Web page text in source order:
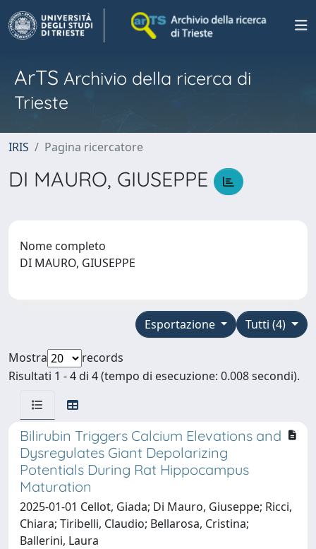
ArTS Archivio della ricerca di
Trieste
IRIS Pagina ricercatore
DI MAURO, GIUSEPPE
Nome completo
DI MAURO, GIUSEPPE
Tutti (4)
Esportazione
Mostra
records
Risultati 1 - 4 di 4 (tempo di esecuzione: 0.008 secondi).
Bilirubin Triggers Calcium Elevations and
Dysregulates Giant Depolarizing
Potentials During Rat Hippocampus
Maturation
2025-01-01 Cellot, Giada; Di Mauro, Giuseppe; Ricci,
Chiara; Tiribelli, Claudio; Bellarosa, Cristina;
Ballerini, Laura